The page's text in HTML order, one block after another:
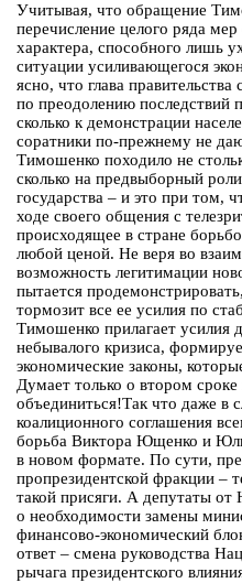
Учитывая, что обращение
перечисление целого ряда
характера, способного лишь
ситуации усиливающегося
ясно, что глава
по преодолению последствий
сколько к демонстрации
соратники по-прежнему не
Тимошенко походило не
сколько на предвыборный
государства – и это при том,
ходе своего общения с
происходящее в стране
любой ценой. Не веря во
возможность легитимации
пытается
тормозит все ее усилия по
Тимошенко прилагает усилия
небывалого кризиса,
экономические законы,
Думает только о втором
объединиться!Так что даже в
коалиционного соглашения
борьба Виктора Ющенко и
в новом формате. По сути,
пропрезидентской фракции –
такой присяги. А депутаты
о необходимости замены
финансово-экономический
ответ – смена руководства
рычага президентского